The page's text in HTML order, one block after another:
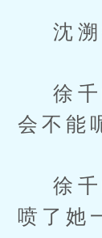
沈溯
徐千
会不能
徐千
喷了她